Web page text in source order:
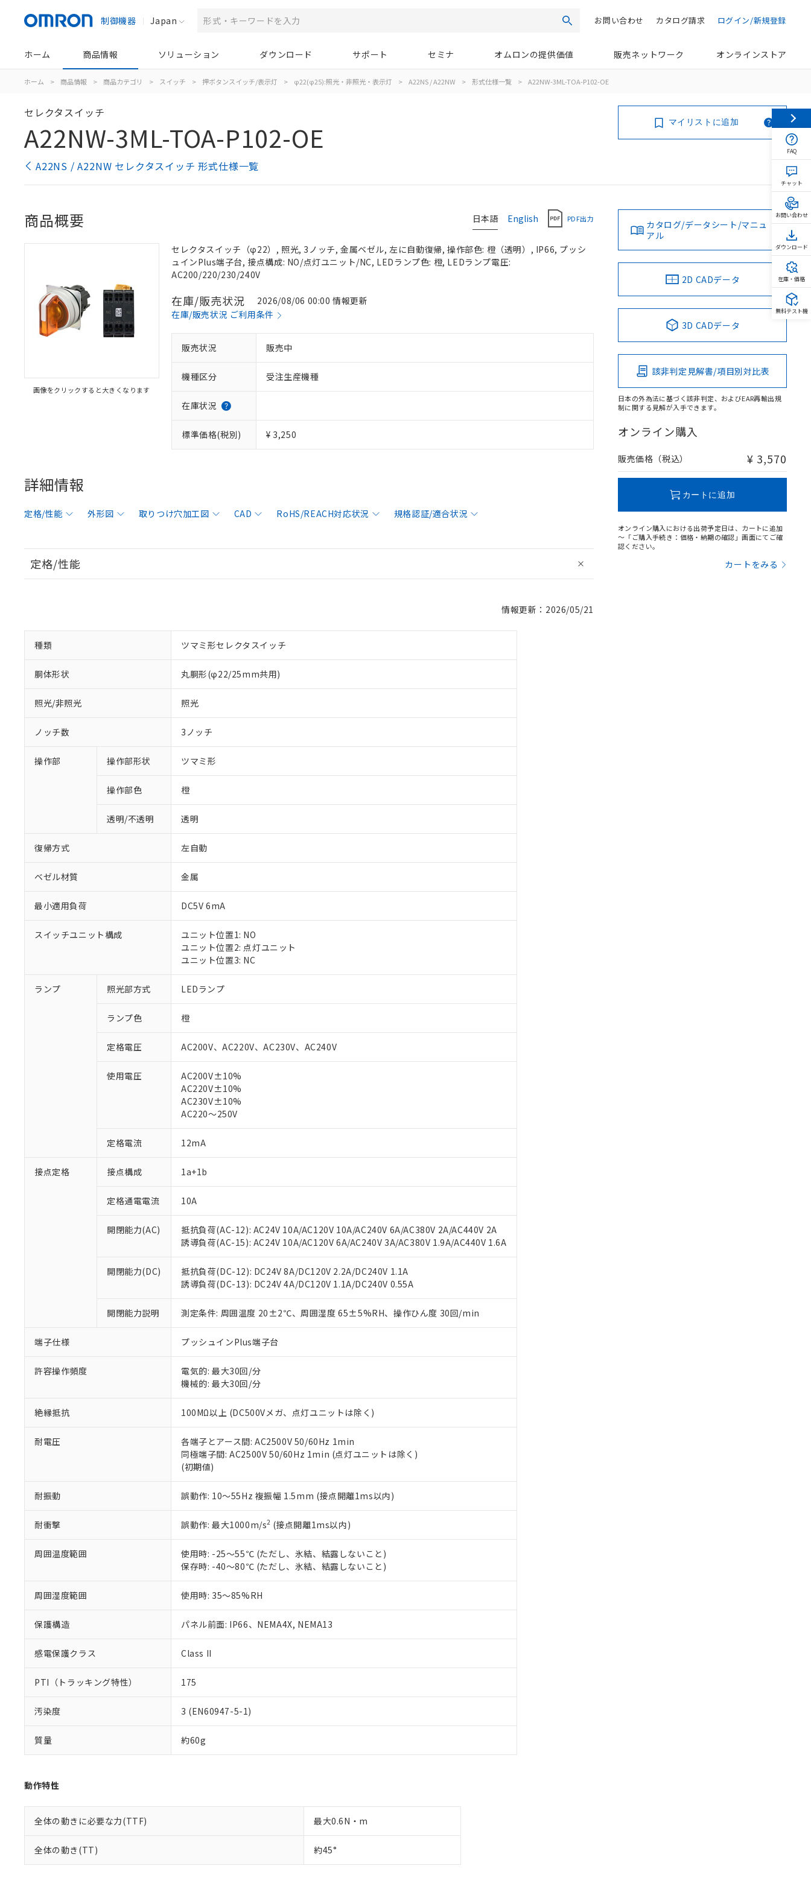
制御機器 Japan 検索 ログイン/新規登録
カタログ請求
お問い合わせ
ホーム 商品情報 ソリューション ダウンロード サポート セミナ オムロンの提供価値 販売ネットワーク オンラインストア
ホーム > 商品情報 > 商品カテゴリ > スイッチ > 押ボタンスイッチ/表示灯 > φ22(φ25):照光・非照光・表示灯 > A22NS / A22NW > 形式仕様一覧 > A22NW-3ML-TOA-P102-OE
セレクタスイッチ
A22NW-3ML-TOA-P102-OE
A22NS / A22NW セレクタスイッチ 形式仕様一覧
マイリストに追加
日本語 English PDF出力
商品概要
画像をクリックすると大きくなります
セレクタスイッチ（φ22）, 照光, 3ノッチ, 金属ベゼル, 左に自動復帰, 操作部色: 橙（透明）, IP66, プッシ
ュインPlus端子台, 接点構成: NO/点灯ユニット/NC, LEDランプ色: 橙, LEDランプ電圧:
AC200/220/230/240V
在庫/販売状況
2026/08/06 00:00 情報更新
在庫/販売状況 ご利用条件
販売状況 販売中
機種区分 受注生産機種
在庫状況
標準価格(税別) ¥ 3,250
詳細情報
定格/性能 外形図 取りつけ穴加工図 CAD RoHS/REACH対応状況 規格認証/適合状況
定格/性能
情報更新：2026/05/21
種類 ツマミ形セレクタスイッチ
胴体形状 丸胴形(φ22/25mm共用)
照光/非照光 照光
ノッチ数 3ノッチ
操作部 操作部形状 ツマミ形
操作部色 橙
透明/不透明 透明
復帰方式 左自動
ベゼル材質 金属
最小適用負荷 DC5V 6mA
スイッチユニット構成
ユニット位置1: NO
ユニット位置2: 点灯ユニット
ユニット位置3: NC
ランプ 照光部方式 LEDランプ
ランプ色 橙
定格電圧 AC200V、AC220V、AC230V、AC240V
使用電圧
AC200V±10%
AC220V±10%
AC230V±10%
AC220～250V
定格電流 12mA
接点定格 接点構成 1a+1b
定格通電電流 10A
開閉能力(AC)
抵抗負荷(AC-12): AC24V 10A/AC120V 10A/AC240V 6A/AC380V 2A/AC440V 2A
誘導負荷(AC-15): AC24V 10A/AC120V 6A/AC240V 3A/AC380V 1.9A/AC440V 1.6A
開閉能力(DC)
抵抗負荷(DC-12): DC24V 8A/DC120V 2.2A/DC240V 1.1A
誘導負荷(DC-13): DC24V 4A/DC120V 1.1A/DC240V 0.55A
開閉能力説明 測定条件: 周囲温度 20±2℃、周囲湿度 65±5%RH、操作ひん度 30回/min
端子仕様 プッシュインPlus端子台
許容操作頻度
電気的: 最大30回/分
機械的: 最大30回/分
絶縁抵抗 100MΩ以上 (DC500Vメガ、点灯ユニットは除く)
耐電圧
各端子とアース間: AC2500V 50/60Hz 1min
同極端子間: AC2500V 50/60Hz 1min (点灯ユニットは除く)
(初期値)
耐振動 誤動作: 10～55Hz 複振幅 1.5mm (接点開離1ms以内)
耐衝撃 誤動作: 最大1000m/s2 (接点開離1ms以内)
周囲温度範囲
使用時: -25～55℃ (ただし、氷結、結露しないこと)
保存時: -40～80℃ (ただし、氷結、結露しないこと)
周囲湿度範囲 使用時: 35～85%RH
保護構造 パネル前面: IP66、NEMA4X, NEMA13
感電保護クラス Class II
PTI（トラッキング特性） 175
汚染度 3 (EN60947-5-1)
質量 約60g
動作特性
全体の動きに必要な力(TTF) 最大0.6N・m
全体の動き(TT) 約45°
カタログ/データシート/マニュ
アル
2D CADデータ
3D CADデータ
該非判定見解書/項目別対比表
日本の外為法に基づく該非判定、およびEAR再輸出規
制に関する見解が入手できます。
オンライン購入
販売価格（税込） ¥ 3,570
カートに追加
オンライン購入における出荷予定日は、カートに追加
～「ご購入手続き：価格・納期の確認」画面にてご確
認ください。
カートをみる
ご利用条件
以下の条件をお読みいただき、同意のうえご利用ください。
当社制御機器事業取扱商品の中には、本サービスの対象外となる商品もあることをご了承ください。
在庫状況および標準価格照会結果は、記載している更新日時点での社内データに基づき作成されるも
のであり、閲覧された時点での実際の在庫および標準価格とは異なる場合があることをご了承くださ
い。
正式な納期状況および標準価格はお客様のお取引先、またはお客様担当のオムロン制御機器販売店・
当社販売員にご相談ください。
オムロン制御機器販売店や当社販売拠点は「販売ネットワーク
」をご確認ください。
在庫状況および標準価格結果を当社の事前の承諾なく第三者に漏洩または開示しないようお願いしま
す。
マイパーツ機能（部品リスト作成サービス）をご利用いただくには、I-Webメンバーズにご登録され
ている必要があります。
が、当社の製品・サービスに関するお客様との取引・商談に必要な範囲で利用することをご了承くだ
さい。
※当社の共同利用者とは、"個人情報の共同利用に関して"
の「1.共同利用者の範囲」に記載されて
いる法人を指します。
※1 対応状況
対応済み：EU RoHS指令（10物質）の非含有に対応した製品が提供可能な商品です。
対応予定：EU RoHS指令（10物質）の非含有に対応した製品に切り替える予定のある商品です。
非該当品：ライセンス料など無形物で、有害物質有無と関係のない商品です。
仕入先様の事情により、非含有部品としていたものが、含有品と判明した場合などやむを得ず変更すること
があります。
*EU RoHS指令（10物質）：
鉛(Pb) 1000ppm以下、 水銀(Hg) 1000ppm以下、 カドミウム(Cd) 100ppm以下、
六価クロム(Cr(Ⅵ)) 1000ppm以下、ポリ臭化ビフェニル類(PBB) 1000ppm以下、ポリ臭化ジフェニルエーテル類(PBDE) 1000ppm以下、
フタル酸ビス(2-エチルヘキシル) (DEHP)(別名：DOP) 1000ppm以下、フタル酸ブチルベンジル（BBP） 1000ppm以下、フタル酸ジブチ
ル（DBP） 1000ppm以下、フタル酸ジイソブチル (DIBP) 1000ppm以下
但し、RoHS指令で産業用監視および制御機器に対する適用除外項目は除く。
※2 対応予定月
部品在庫の切り替え状況などにより、予定月が前後することがあります。
※3 非含有証明書ダウンロード
下記の非含有証明書をダウンロードすることができます。
EU RoHS指令（10物質）の非含有証明書
51物質の非含有証明書（当社基準）
※本証明書は発行日時点で非含有を証明するもので、過去に遡って非含有を証明するものではありません。
また、RoHS指令のフタル酸エステル類４物質の対応では、対応完了までの期間は出荷製品に未対応品が
混在することから備考欄に対応日を記載しておりました。
既に当社にて対応品への在庫切替を完了していることから、特段のことがない限り、2022年1月12日よ
り割愛しております。
※1 中国RoHS○×表
「－」：未確認です。当社販売部門へお問い合わせください。
*中国RoHS10物質の基準値 (GB/T26572)：
Pb(鉛) :1000ppm、 Hg(水銀) : 1000ppm、 Cd(カドミウム) : 100ppm、
Cr(Ⅵ)(六価クロム) : 1000ppm、 PBBs(ポリ臭化ビフェニル類) : 1000ppm、 PBDEs(ポリ臭化ジフェニルエーテル類) : 1000ppm、
DBP(フタル酸ジブチル) : 1000ppm、 DIBP(フタル酸ジイソブチル) : 1000ppm、 BBP(フタル酸ブチルベンジル) : 1000ppm、
DEHP(フタル酸ビス(2-エチルヘキシル)) : 1000ppm
※2 環境保護使用期限
「ｅ」：有害物質（10物質）のすべてが基準値以下であることを示します。
「10」：通常の使用状況下において有害物質が外部に漏えいし、環境に深刻な影響を及ぼさない年数を意
味します。
「－」：未確認です。当社販売部門へお問い合わせください。
などの必要な手続きをとります。
当社は規制貨物を破棄する場合は、完全に破砕するなど、違法に輸出されないよう必要な手段を講じ
ます。
置等に一切使用いたしません。
当社は、貴社製品を第三者に販売する場合は、上記1、2および3の内容を当該第三者に通知します。
また当社は、販売先および販売に係わる関係者が違法に輸出するおそれがある場合は、取り引きをい
たしません。
記
号
説明
○ 一定数以上の在庫あり
△ 一定数には満たないが在庫あり
－
在庫なし(最新の在庫状況については、お客様のお取引先、またはお客様担当のオムロン制御
機器販売店・当社販売員にご確認ください)
空
白
受注生産機種、また在庫状況の情報を公開していない機種
FAQ
チャット
お問い合わせ
ダウンロード
在庫・価格
無料テスト機